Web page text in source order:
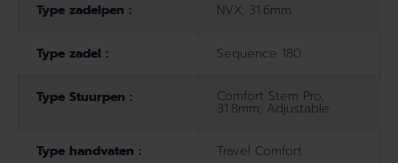
Type zadelpen : NVX, 31.6mm
Type zadel : Sequence 180
Type Stuurpen : Comfort Stem Pro,
31.8mm, Adjustable
Type handvaten : Travel Comfort